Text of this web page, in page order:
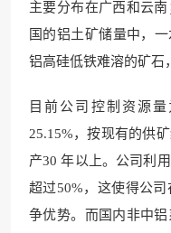
主要分布在广西和云
国的铝土矿储量中，
铝高硅低铁难溶的矿石
目前公司控制资源
25.15%，按现有的供
产30 年以上。公司利
超过50%，这使得公
争优势。而国内非中